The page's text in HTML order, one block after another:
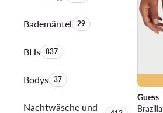
BademäntelAnzahl der Produkte:
29
BHsAnzahl der Produkte:
837
BodysAnzahl der Produkte:
37
Nachtwäsche und
Guess